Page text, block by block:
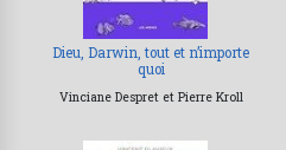
Dieu, Darwin, tout et n’importe
quoi
Vinciane Despret et Pierre Kroll